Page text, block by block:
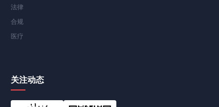
法律
合规
医疗
关注动态